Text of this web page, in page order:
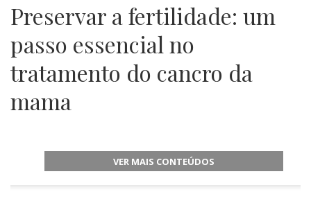
Preservar a fertilidade: um
passo essencial no
tratamento do cancro da
mama
VER MAIS CONTEÚDOS